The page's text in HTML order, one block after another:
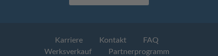
Karriere Kontakt
FAQ
Werksverkauf
Partnerprogramm